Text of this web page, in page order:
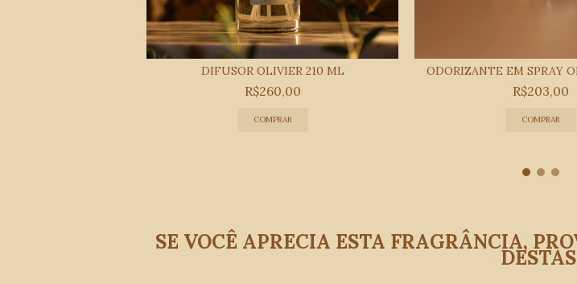
DIFUSOR OLIVIER 210 ML
R$260,00
ODORIZANTE EM SPRAY
R$203,00
SE VOCÊ APRECIA ESTA FRAGRÂNCIA,